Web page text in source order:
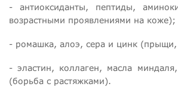
- антиоксиданты, пептиды,
возрастными проявлениями на коже);
- ромашка, алоэ, сера и цинк (прыщи,
- эластин, коллаген, масла
(борьба с растяжками).